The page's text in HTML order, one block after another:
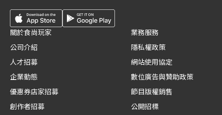
關於食尚玩家
公司介紹
人才招募
企業動態
優惠券店家招募
創作者招募
業務服務
隱私權政策
網站使用協定
數位廣告與贊助政策
節目版權銷售
公開招標